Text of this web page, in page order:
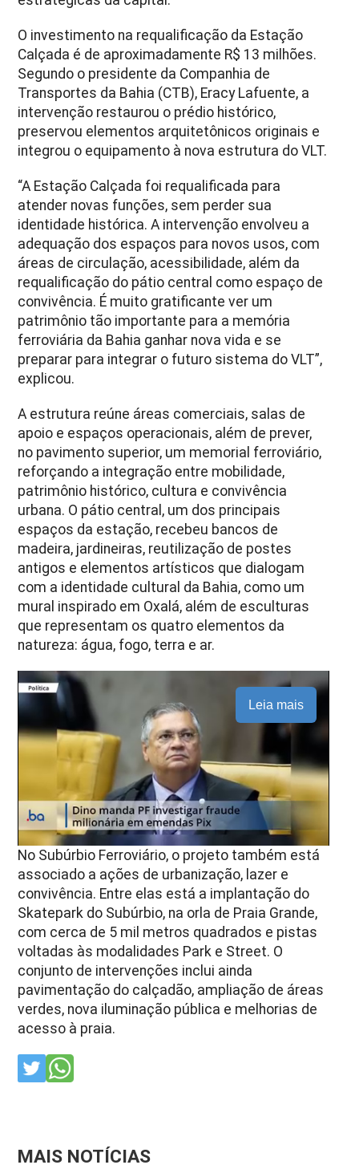
O investimento na requalificação da Estação
Calçada é de aproximadamente R$ 13 milhões.
Segundo o presidente da Companhia de
Transportes da Bahia (CTB), Eracy Lafuente, a
intervenção restaurou o prédio histórico,
preservou elementos arquitetônicos originais e
integrou o equipamento à nova estrutura do VLT.
“A Estação Calçada foi requalificada para
atender novas funções, sem perder sua
identidade histórica. A intervenção envolveu a
adequação dos espaços para novos usos, com
áreas de circulação, acessibilidade, além da
requalificação do pátio central como espaço de
convivência. É muito gratificante ver um
patrimônio tão importante para a memória
ferroviária da Bahia ganhar nova vida e se
preparar para integrar o futuro sistema do VLT”,
explicou.
A estrutura reúne áreas comerciais, salas de
apoio e espaços operacionais, além de prever,
no pavimento superior, um memorial ferroviário,
reforçando a integração entre mobilidade,
patrimônio histórico, cultura e convivência
urbana. O pátio central, um dos principais
espaços da estação, recebeu bancos de
madeira, jardineiras, reutilização de postes
antigos e elementos artísticos que dialogam
com a identidade cultural da Bahia, como um
mural inspirado em Oxalá, além de esculturas
que representam os quatro elementos da
natureza: água, fogo, terra e ar.
Leia mais
No Subúrbio Ferroviário, o projeto também está
associado a ações de urbanização, lazer e
convivência. Entre elas está a implantação do
Skatepark do Subúrbio, na orla de Praia Grande,
com cerca de 5 mil metros quadrados e pistas
voltadas às modalidades Park e Street. O
conjunto de intervenções inclui ainda
pavimentação do calçadão, ampliação de áreas
verdes, nova iluminação pública e melhorias de
acesso à praia.
MAIS NOTÍCIAS